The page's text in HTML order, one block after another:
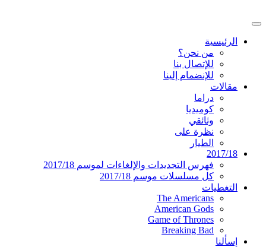
إلى
دليل التلفزيون العربي
موقع عربي متخصص في أخبار ومقالات حول
المسلسلات الأجنبية
القائمة
الرئيسيةالرئيسية
من نحن؟
للإتصال بنا
للإنضمام إلينا
مقالات
دراما
كوميديا
وثائقي
نظرة على
الطيار
2017/18
فهرس التجديدات والإلغاءات لموسم 2017/18
كل مسلسلات موسم 2017/18
التغطيات
The Americans
American Gods
Game of Thrones
Breaking Bad
إسألنا